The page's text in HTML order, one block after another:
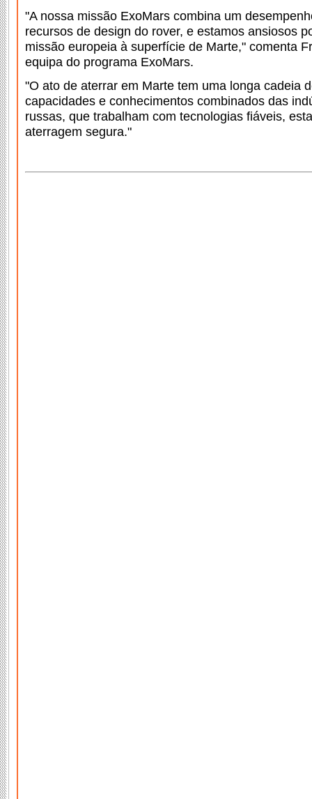
"A nossa missão ExoMars combina um
recursos de design do rover, e estamos ansiosos
missão europeia à superfície de Marte," comenta
equipa do programa ExoMars.
"O ato de aterrar em Marte tem uma longa cadeia
capacidades e conhecimentos combinados das
russas, que trabalham com tecnologias fiáveis,
aterragem segura."